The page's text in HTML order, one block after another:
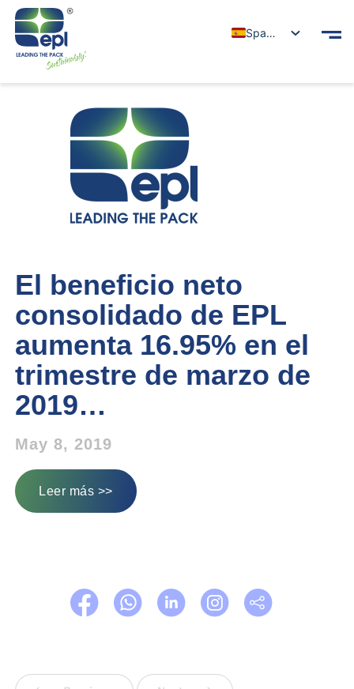
Spanish
El beneficio neto
consolidado de EPL
aumenta 16.95% en el
trimestre de marzo de
2019…
May 8, 2019
Leer más >>
Anterior